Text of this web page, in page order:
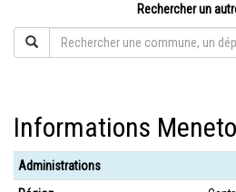
Rechercher un
Informations
Administrations